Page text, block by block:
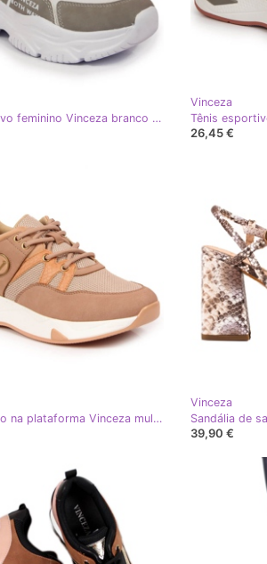
Tênis esportivo feminino Vinceza branco multicolorido
Vinceza
26,45 €
Tênis feminino na plataforma Vinceza multicolorido
Vinceza
39,90 €